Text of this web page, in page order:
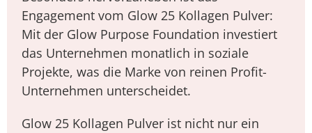
Engagement vom Glow 25 Kollagen Pulver:
Mit der Glow Purpose Foundation investiert
das Unternehmen monatlich in soziale
Projekte, was die Marke von reinen Profit-
Unternehmen unterscheidet.
Glow 25 Kollagen Pulver ist nicht nur ein